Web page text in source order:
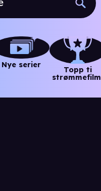
Nye serier
Topp ti